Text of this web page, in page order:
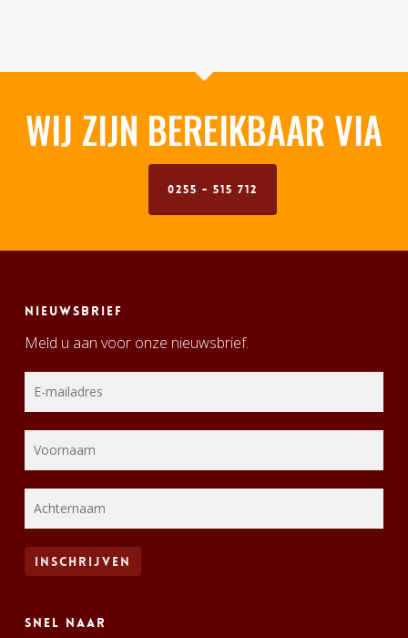
WIJ ZIJN BEREIKBAAR VIA
0255 - 515 712
Nieuwsbrief
Meld u aan voor onze nieuwsbrief.
Snel naar